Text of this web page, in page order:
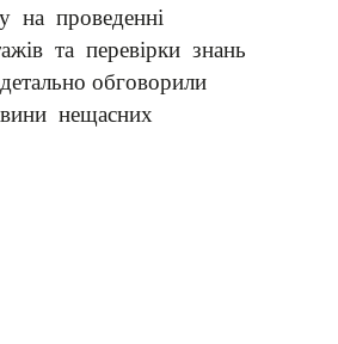
на проведенні
та перевірки знань
обговорили
нещасних